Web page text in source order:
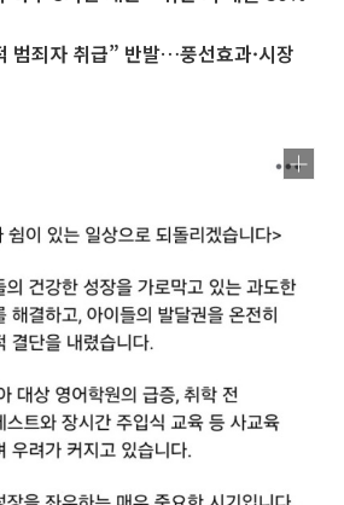
범죄자 취급” 반발…풍선효과·시장